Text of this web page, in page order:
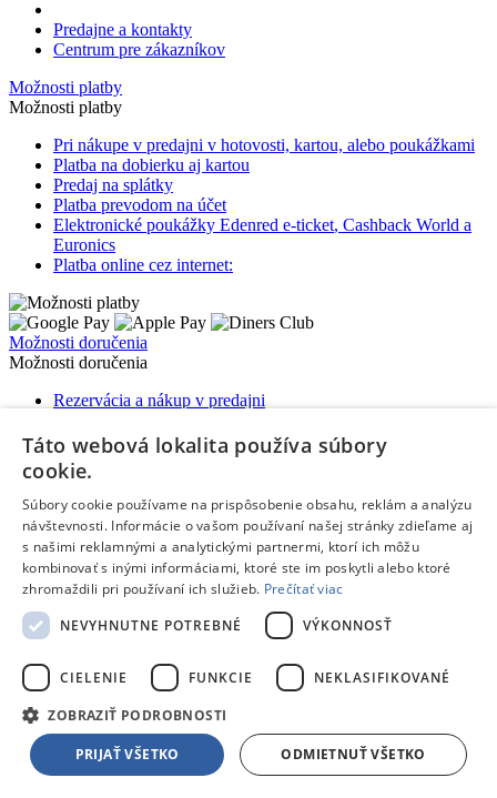
Predajne a kontakty
Centrum pre zákazníkov
Možnosti platby
Možnosti platby
Pri nákupe v predajni v hotovosti, kartou, alebo poukážkami
Platba na dobierku aj kartou
Predaj na splátky
Platba prevodom na účet
Elektronické poukážky Edenred e-ticket, Cashback World a
Euronics
Platba online cez internet:
Možnosti doručenia
Možnosti doručenia
Rezervácia a nákup v predajni
Vynáška a odvoz starého spotrebiča
Packeta - výdajné miesta a Z-BOXy
Doručenie do Česka
Odoberaj novinky zo sveta TPD
Páči sa ti naša ponuka?
Nezmeškaj naše akcie!
Customer Email
Potvrdiť
Súhlasím so spracovaním osobných údajov
akciových emailov
Potvrdzujem, že som osoba staršia ako 16 rokov, prípadne, že bol
na tento účel udelený súhlas môjho zákonného zástupcu.
Táto webová lokalita používa súbory
cookie.
Súbory cookie používame na prispôsobenie obsahu, reklám a analýzu
návštevnosti. Informácie o vašom používaní našej stránky zdieľame aj
s našimi reklamnými a analytickými partnermi, ktorí ich môžu
kombinovať s inými informáciami, ktoré ste im poskytli alebo ktoré
zhromaždili pri používaní ich služieb. Prečítať viac
NEVYHNUTNE POTREBNÉ
VÝKONNOSŤ
CIELENIE FUNKCIE NEKLASIFIKOVANÉ
ZOBRAZIŤ PODROBNOSTI
PRIJAŤ VŠETKO ODMIETNUŤ VŠETKO